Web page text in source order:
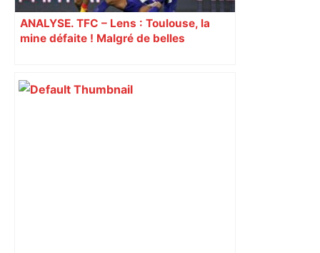
ANALYSE. TFC – Lens : Toulouse, la
mine défaite ! Malgré de belles